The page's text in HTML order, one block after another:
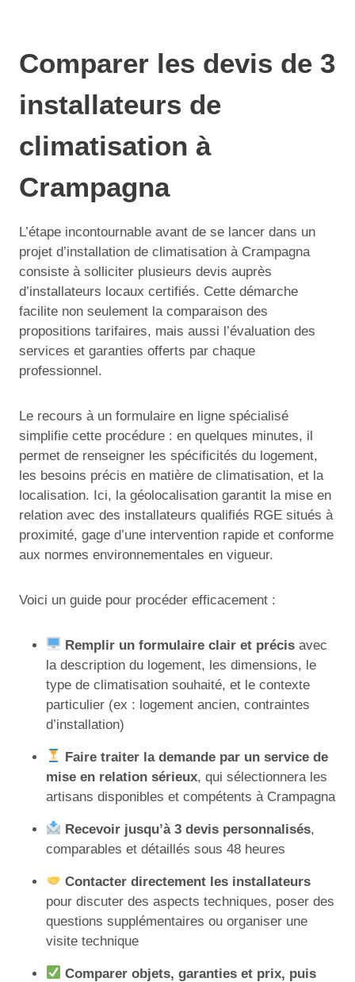
Comparer les devis de 3
installateurs de
climatisation à
Crampagna
L’étape incontournable avant de se lancer dans un
projet d’installation de climatisation à Crampagna
consiste à solliciter plusieurs devis auprès
d’installateurs locaux certifiés. Cette démarche
facilite non seulement la comparaison des
propositions tarifaires, mais aussi l’évaluation des
services et garanties offerts par chaque
professionnel.
Le recours à un formulaire en ligne spécialisé
simplifie cette procédure : en quelques minutes, il
permet de renseigner les spécificités du logement,
les besoins précis en matière de climatisation, et la
localisation. Ici, la géolocalisation garantit la mise en
relation avec des installateurs qualifiés RGE situés à
proximité, gage d’une intervention rapide et conforme
aux normes environnementales en vigueur.
Voici un guide pour procéder efficacement :
Remplir un formulaire clair et précis avec
la description du logement, les dimensions, le
type de climatisation souhaité, et le contexte
particulier (ex : logement ancien, contraintes
d’installation)
Faire traiter la demande par un service de
mise en relation sérieux, qui sélectionnera les
artisans disponibles et compétents à Crampagna
Recevoir jusqu’à 3 devis personnalisés,
comparables et détaillés sous 48 heures
Contacter directement les installateurs
pour discuter des aspects techniques, poser des
questions supplémentaires ou organiser une
visite technique
Comparer objets, garanties et prix, puis